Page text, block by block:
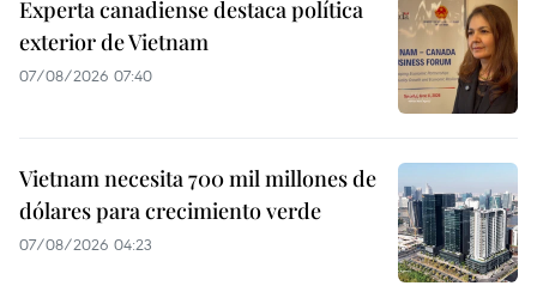
Experta canadiense destaca política
exterior de Vietnam
07/08/2026 07:40
Vietnam necesita 700 mil millones de
dólares para crecimiento verde
07/08/2026 04:23